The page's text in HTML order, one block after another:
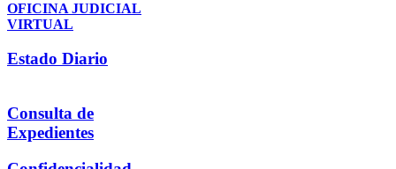
OFICINA JUDICIAL
VIRTUAL
Estado Diario
Consulta de
Expedientes